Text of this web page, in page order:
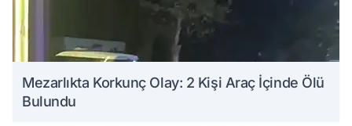
Mezarlıkta Korkunç Olay: 2 Kişi Araç İçinde Ölü
Bulundu